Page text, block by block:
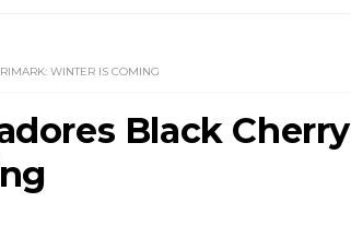
WINTER IS COMING
Black Cherry